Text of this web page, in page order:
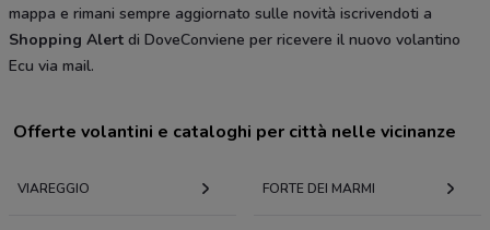
mappa e rimani sempre aggiornato sulle novità iscrivendoti a
Shopping Alert di DoveConviene per ricevere il nuovo volantino
Ecu via mail.
Offerte volantini e cataloghi per città nelle vicinanze
VIAREGGIO FORTE DEI MARMI